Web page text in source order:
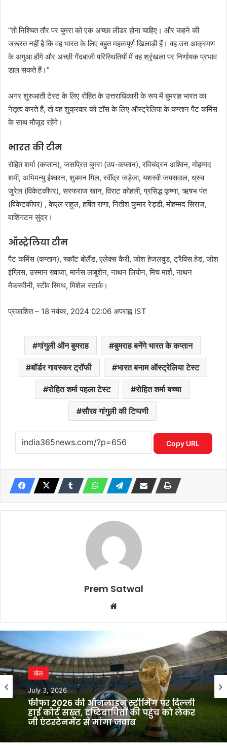
“तो निश्चित तौर पर बुमरा को एक अच्छा लीडर होना चाहिए। और कहने की
जरूरत नहीं है कि वह भारत के लिए बहुत महत्वपूर्ण खिलाड़ी हैं। वह उस आक्रमण
के अगुआ होंगे और अच्छी गेंदबाजी परिस्थितियों में वह श्रृंखला पर निर्णायक प्रभाव
डाल सकते हैं।”
अगर शुरुआती टेस्ट के लिए रोहित के उत्तराधिकारी के रूप में बुमराह भारत का
नेतृत्व करते हैं, तो वह शुक्रवार को टॉस के लिए ऑस्ट्रेलिया के कप्तान पैट कमिंस
के साथ मौजूद रहेंगे।
भारत की टीम
रोहित शर्मा (कप्तान), जसप्रित बुमरा (उप-कप्तान), रविचंद्रन अश्विन, मोहम्मद
शमी, अभिमन्यु ईश्वरन, शुबमन गिल, रवींद्र जड़ेजा, यशस्वी जयसवाल, ध्रुव
जुरेल (विकेटकीपर), सरफराज खान, विराट कोहली, प्रसिद्ध कृष्णा, ऋषभ पंत
(विकेटकीपर) , केएल राहुल, हर्षित राणा, नितीश कुमार रेड्डी, मोहम्मद सिराज,
वाशिंगटन सुंदर।
ऑस्ट्रेलिया टीम
पैट कमिंस (कप्तान), स्कॉट बोलैंड, एलेक्स कैरी, जोश हेजलवुड, ट्रैविस हेड, जोश
इंग्लिस, उस्मान ख्वाजा, मार्नस लाबुशेन, नाथन लियोन, मिच मार्श, नाथन
मैकस्वीनी, स्टीव स्मिथ, मिशेल स्टार्क।
प्रकाशित– 18 नवंबर, 2024 02:06 अपराह्न IST
गांगुली ऑन बुमराह बुमराह बनेंगे भारत के कप्तान
बॉर्डर गावस्कर ट्रॉफी भारत बनाम ऑस्ट्रेलिया टेस्ट
रोहित शर्मा पहला टेस्ट रोहित शर्मा बच्चा
सौरव गांगुली की टिप्पणी
Copy URL
Prem Satwal
खेल
July 3, 2026
फीफा 2026 की ऑनलाइन स्ट्रीमिंग पर दिल्ली
हाई कोर्ट सख्त, दृष्टिबाधितों की पहुंच को लेकर
जी एंटरटेनमेंट से मांगा जवाब